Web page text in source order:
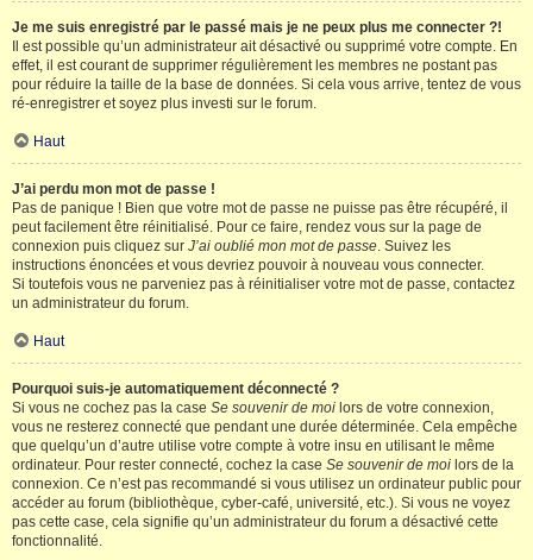
Je me suis enregistré par le passé mais je ne peux plus me connecter ?!
Il est possible qu’un administrateur ait désactivé ou supprimé votre compte. En
effet, il est courant de supprimer régulièrement les membres ne postant pas
pour réduire la taille de la base de données. Si cela vous arrive, tentez de vous
ré-enregistrer et soyez plus investi sur le forum.
Haut
J’ai perdu mon mot de passe !
Pas de panique ! Bien que votre mot de passe ne puisse pas être récupéré, il
peut facilement être réinitialisé. Pour ce faire, rendez vous sur la page de
connexion puis cliquez sur J’ai oublié mon mot de passe. Suivez les
instructions énoncées et vous devriez pouvoir à nouveau vous connecter.
Si toutefois vous ne parveniez pas à réinitialiser votre mot de passe, contactez
un administrateur du forum.
Haut
Pourquoi suis-je automatiquement déconnecté ?
Si vous ne cochez pas la case Se souvenir de moi lors de votre connexion,
vous ne resterez connecté que pendant une durée déterminée. Cela empêche
que quelqu’un d’autre utilise votre compte à votre insu en utilisant le même
ordinateur. Pour rester connecté, cochez la case Se souvenir de moi lors de la
connexion. Ce n’est pas recommandé si vous utilisez un ordinateur public pour
accéder au forum (bibliothèque, cyber-café, université, etc.). Si vous ne voyez
pas cette case, cela signifie qu’un administrateur du forum a désactivé cette
fonctionnalité.